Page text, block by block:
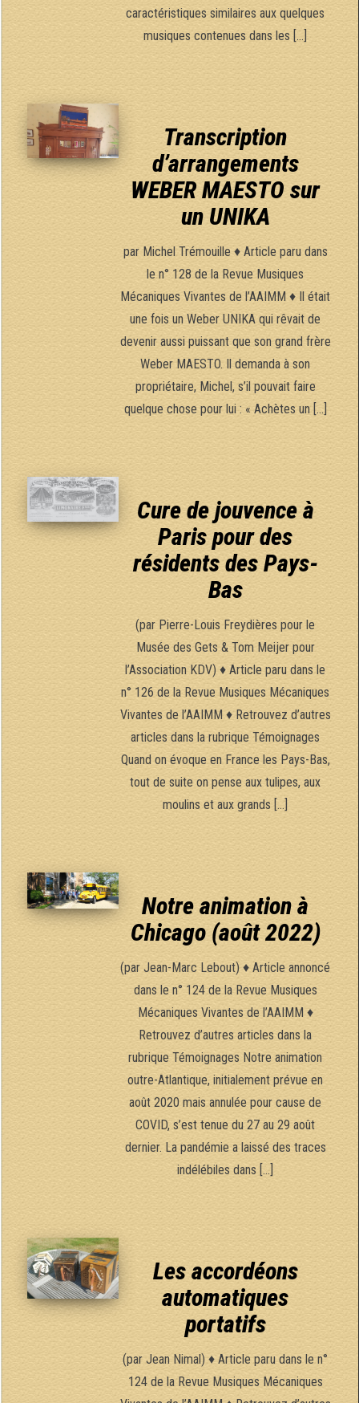
caractéristiques similaires aux quelques
musiques contenues dans les […]
Transcription
d’arrangements
WEBER MAESTO sur
un UNIKA
par Michel Trémouille ♦ Article paru dans
le n° 128 de la Revue Musiques
Mécaniques Vivantes de l’AAIMM ♦ Il était
une fois un Weber UNIKA qui rêvait de
devenir aussi puissant que son grand frère
Weber MAESTO. Il demanda à son
propriétaire, Michel, s’il pouvait faire
quelque chose pour lui : « Achètes un […]
Cure de jouvence à
Paris pour des
résidents des Pays-
Bas
(par Pierre-Louis Freydières pour le
Musée des Gets & Tom Meijer pour
l’Association KDV) ♦ Article paru dans le
n° 126 de la Revue Musiques Mécaniques
Vivantes de l’AAIMM ♦ Retrouvez d’autres
articles dans la rubrique Témoignages
Quand on évoque en France les Pays-Bas,
tout de suite on pense aux tulipes, aux
moulins et aux grands […]
Notre animation à
Chicago (août 2022)
(par Jean-Marc Lebout) ♦ Article annoncé
dans le n° 124 de la Revue Musiques
Mécaniques Vivantes de l’AAIMM ♦
Retrouvez d’autres articles dans la
rubrique Témoignages Notre animation
outre-Atlantique, initialement prévue en
août 2020 mais annulée pour cause de
COVID, s’est tenue du 27 au 29 août
dernier. La pandémie a laissé des traces
indélébiles dans […]
Les accordéons
automatiques
portatifs
(par Jean Nimal) ♦ Article paru dans le n°
124 de la Revue Musiques Mécaniques